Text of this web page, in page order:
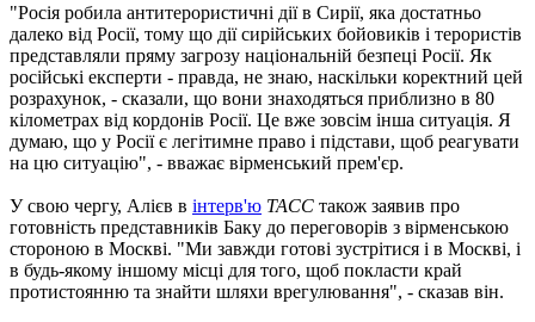
"Росія робила антитерористичні дії в Сирії, яка достатньо
далеко від Росії, тому що дії сирійських бойовиків і терористів
представляли пряму загрозу національній безпеці Росії. Як
російські експерти - правда, не знаю, наскільки коректний цей
розрахунок, - сказали, що вони знаходяться приблизно в 80
кілометрах від кордонів Росії. Це вже зовсім інша ситуація. Я
думаю, що у Росії є легітимне право і підстави, щоб реагувати
на цю ситуацію", - вважає вірменський прем'єр.
У свою чергу, Алієв в інтерв'ю ТАСС також заявив про
готовність представників Баку до переговорів з вірменською
стороною в Москві. "Ми завжди готові зустрітися і в Москві, і
в будь-якому іншому місці для того, щоб покласти край
протистоянню та знайти шляхи врегулювання", - сказав він.